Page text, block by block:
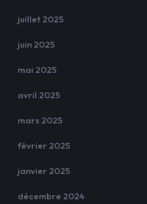
juillet 2025
juin 2025
mai 2025
avril 2025
mars 2025
février 2025
janvier 2025
décembre 2024